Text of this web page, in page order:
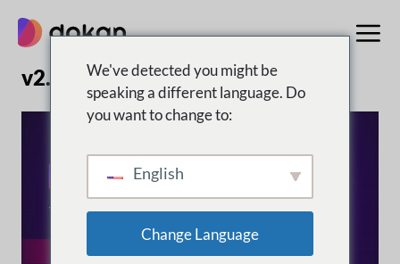
contenido
v2.9.13 | 29 de agosto de 2019
We've detected you might be
speaking a different language. Do
you want to change to:
English
Change Language